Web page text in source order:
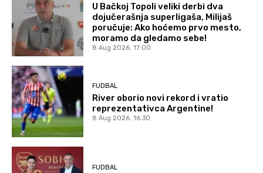
U Bačkoj Topoli veliki derbi dva
dojučerašnja superligaša, Milijaš
poručuje: Ako hoćemo prvo mesto,
moramo da gledamo sebe!
8 Aug 2026. 17:00
FUDBAL
River oborio novi rekord i vratio
reprezentativca Argentine!
8 Aug 2026. 16:30
FUDBAL